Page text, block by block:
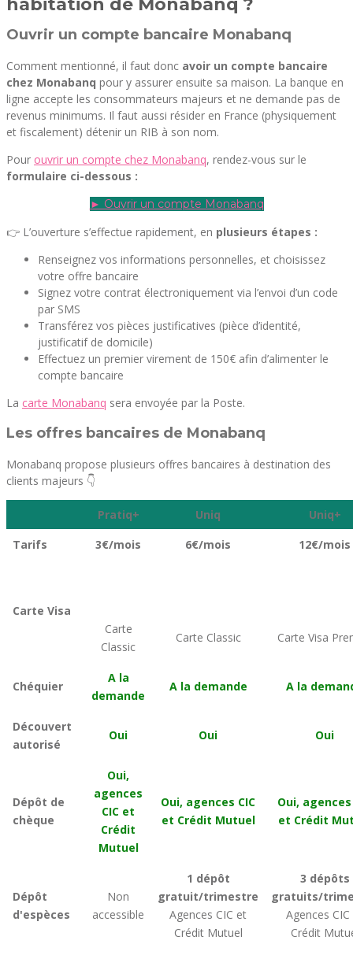
Ouvrir un compte bancaire Monabanq
Comment mentionné, il faut donc avoir un compte bancaire
chez Monabanq pour y assurer ensuite sa maison. La banque en
ligne accepte les consommateurs majeurs et ne demande pas de
revenus minimums. Il faut aussi résider en France (physiquement
et fiscalement) détenir un RIB à son nom.
Pour ouvrir un compte chez Monabanq, rendez-vous sur le
formulaire ci-dessous :
► Ouvrir un compte Monabanq
👉 L’ouverture s’effectue rapidement, en plusieurs étapes :
Renseignez vos informations personnelles, et choisissez
votre offre bancaire
Signez votre contrat électroniquement via l’envoi d’un code
par SMS
Transférez vos pièces justificatives (pièce d’identité,
justificatif de domicile)
Effectuez un premier virement de 150€ afin d’alimenter le
compte bancaire
La carte Monabanq sera envoyée par la Poste.
Les offres bancaires de Monabanq
Monabanq propose plusieurs offres bancaires à destination des
clients majeurs 👇
Pratiq+ Uniq
Uniq+
Tarifs
3€/mois 6€/mois 12€/mois
Carte Visa
Carte
Classic
Carte Classic Carte Visa
Chéquier
A la
demande
A la demande A la
Découvert
autorisé
Oui Oui Oui
Dépôt de
chèque
Oui,
agences
CIC et
Crédit
Mutuel
Oui, agences CIC
et Crédit Mutuel
Oui, agences
et Crédit
Dépôt
d'espèces
Non
accessible
1 dépôt
gratuit/trimestre
Agences CIC et
Crédit Mutuel
3 dépôts
gratuits/
Agences
Crédit